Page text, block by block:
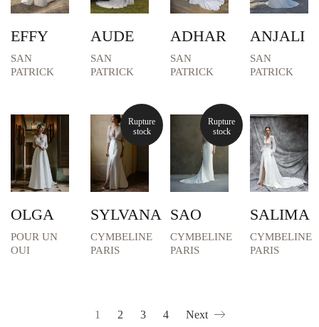
Coupe Sirène
Fluide
Robe Courte
None
1100€ À 1600€
1600€ À 2100€
2100€ À 2600€
2600€ À 3000€
3000€ À 4000€
MANCHES
Manches Bouffantes
EFFY
SAN
PATRICK
AUDE
SAN
PATRICK
ADHAR
SAN
PATRICK
ANJALI
SAN
PATRICK
OLGA
POUR UN
OUI
Rupture
stock
SYLVANA
CYMBELINE
PARIS
Rupture
stock
SAO
CYMBELINE
PARIS
SALIMA
CYMBELINE
PARIS
1 2 3 4 Next